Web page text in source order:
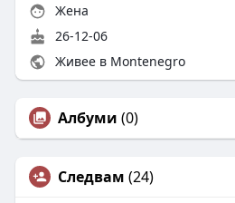
Жена
26-12-06
Живее в Montenegro
Албуми (0)
Следвам (24)